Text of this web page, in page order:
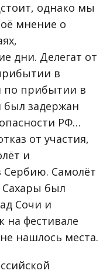
однако мы
мнение о
дни. Делегат от
в
по прибытии в
был задержан
РФ…
от участия,
и
Сербию. Самолёт
Сахары был
Сочи и
на фестивале
нашлось места.